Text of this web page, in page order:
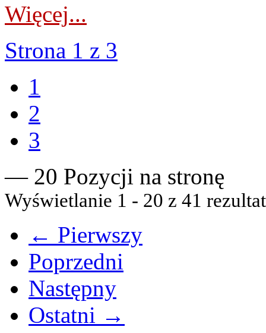
Więcej...
Strona 1 z 3
1
2
3
— 20 Pozycji na stronę
Wyświetlanie 1 - 20 z 41
← Pierwszy
Poprzedni
Następny
Ostatni →